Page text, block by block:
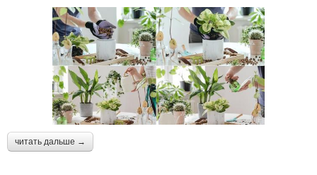
Многолетние цветы
Цвета для подзимнего
посева
Ампельные цветы
читать дальше →